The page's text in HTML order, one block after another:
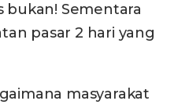
bukan! Sementara
pasar 2 hari yang
masyarakat